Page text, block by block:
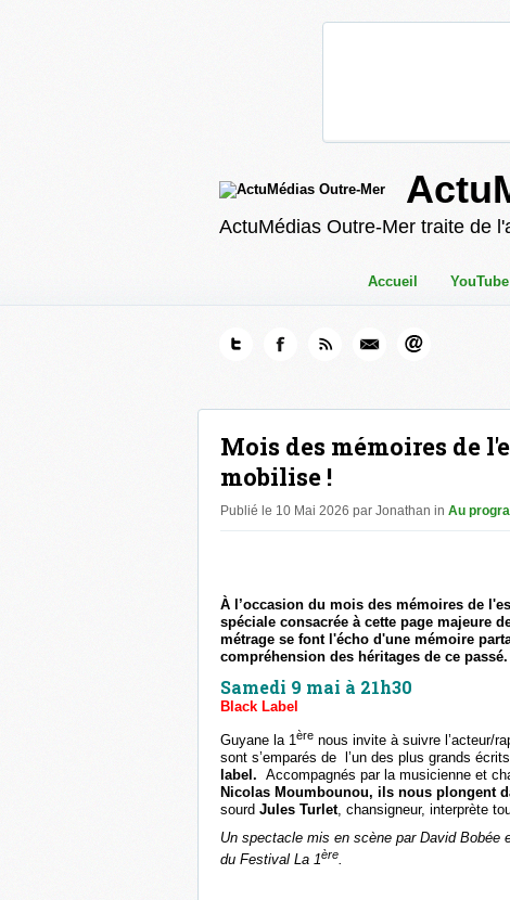
ActuMédias Outre-Mer traite de
Accueil YouTube
Mois des mémoires de
mobilise !
Publié le 10 Mai 2026 par Jonathan in Au
À l’occasion du mois des mémoires de
spéciale consacrée à cette page majeure
métrage se font l'écho d'une mémoire
compréhension des héritages de ce passé.
Samedi 9 mai à 21h30
Black Label
Guyane la 1ère nous invite à suivre l’acteur/
sont s’emparés de l’un des plus grands
label. Accompagnés par la musicienne et
Nicolas Moumbounou, ils nous plongent
sourd Jules Turlet, chansigneur, interprète
Un spectacle mis en scène par David
du Festival La 1ère